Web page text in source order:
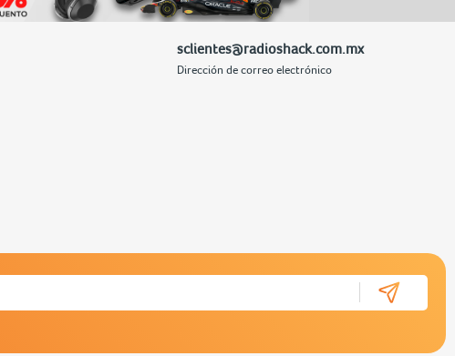
sclientes@radioshack.com.mx
Dirección de correo electrónico